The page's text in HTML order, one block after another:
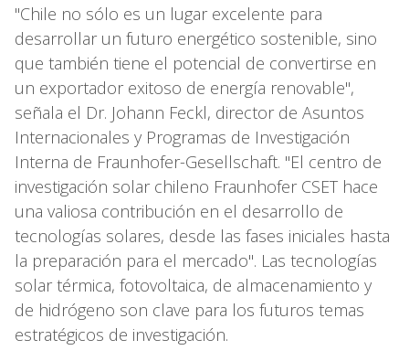
"Chile no sólo es un lugar excelente para
desarrollar un futuro energético sostenible, sino
que también tiene el potencial de convertirse en
un exportador exitoso de energía renovable",
señala el Dr. Johann Feckl, director de Asuntos
Internacionales y Programas de Investigación
Interna de Fraunhofer-Gesellschaft. "El centro de
investigación solar chileno Fraunhofer CSET hace
una valiosa contribución en el desarrollo de
tecnologías solares, desde las fases iniciales hasta
la preparación para el mercado". Las tecnologías
solar térmica, fotovoltaica, de almacenamiento y
de hidrógeno son clave para los futuros temas
estratégicos de investigación.